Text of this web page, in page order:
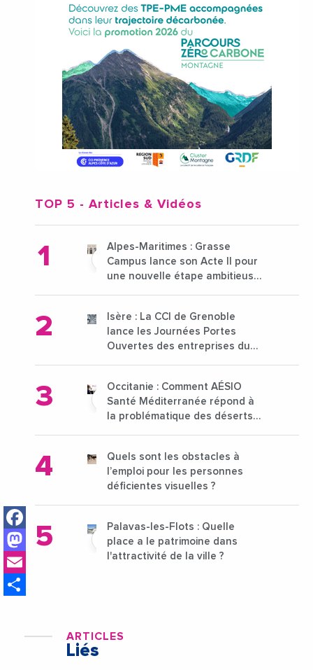
Facebook
Mastodon
TOP 5 - Articles & Vidéos
Alpes-Maritimes : Grasse
Campus lance son Acte II pour
une nouvelle étape ambitieuse
Isère : La CCI de Grenoble
lance les Journées Portes
Ouvertes des entreprises du
Occitanie : Comment AÉSIO
Santé Méditerranée répond à
la problématique des déserts
Quels sont les obstacles à
l’emploi pour les personnes
déficientes visuelles ?
Palavas-les-Flots : Quelle
place a le patrimoine dans
l'attractivité de la ville ?
ARTICLES
Liés